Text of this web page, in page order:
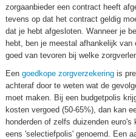
zorgaanbieder een contract heeft
tevens op dat het contract geldig
dat je hebt afgesloten. Wanneer je
hebt, ben je meestal afhankelijk
goed van tevoren bij welke
Een goedkope zorgverzekering is
achteraf door te weten wat de
moet maken. Bij een budgetpolis
kosten vergoed (50-65%), dan kan
honderden of zelfs duizenden
eens 'selectiefpolis' genoemd. Een